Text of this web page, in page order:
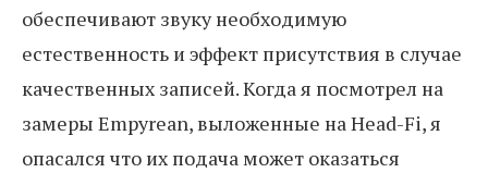
обеспечивают звуку необходимую
естественность и эффект присутствия в случае
качественных записей. Когда я посмотрел на
замеры Empyrean, выложенные на Head-Fi, я
опасался что их подача может оказаться